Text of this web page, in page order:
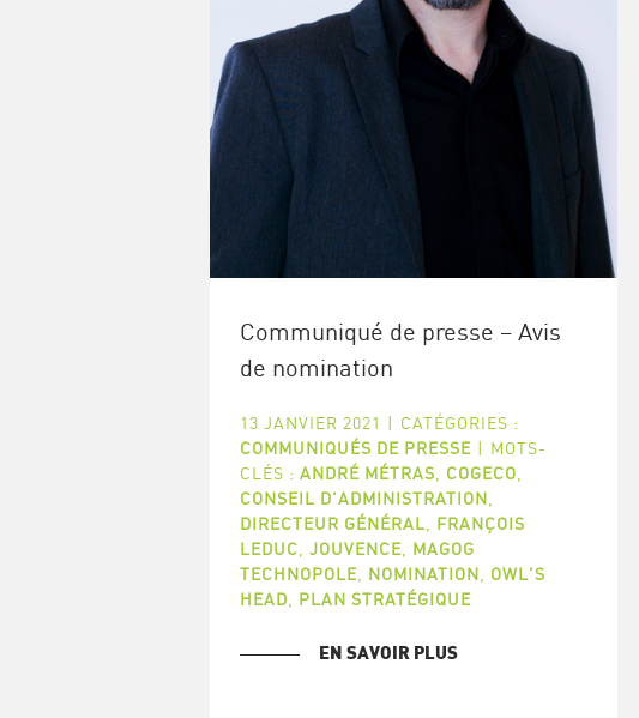
Communiqué de presse – Avis
de nomination
13 JANVIER 2021 | CATÉGORIES :
COMMUNIQUÉS DE PRESSE | MOTS-
CLÉS : ANDRÉ MÉTRAS COGECO
CONSEIL D'ADMINISTRATION
DIRECTEUR GÉNÉRAL
FRANÇOIS
LEDUC JOUVENCE, MAGOG
TECHNOPOLE, NOMINATION
OWL'S
HEAD
PLAN STRATÉGIQUE
EN SAVOIR PLUS